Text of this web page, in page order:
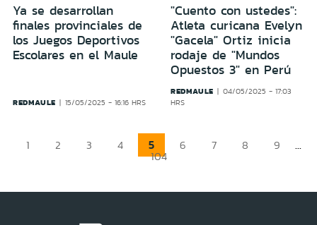
Ya se desarrollan
finales provinciales de
los Juegos Deportivos
Escolares en el Maule
REDMAULE 15/05/2025 - 16:16 HRS
"Cuento con ustedes":
Atleta curicana Evelyn
"Gacela" Ortiz inicia
rodaje de "Mundos
Opuestos 3" en Perú
REDMAULE
04/05/2025 - 17:03
HRS
1 2 3 4 5 6 7 8 9 ...
104